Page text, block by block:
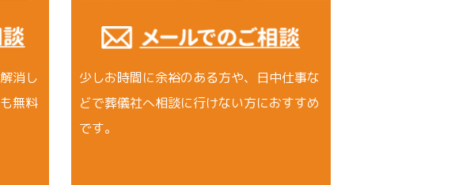
消し
無料
少しお時間に余裕のある方や、日中仕事な
どで葬儀社へ相談に行けない方におすすめ
です。